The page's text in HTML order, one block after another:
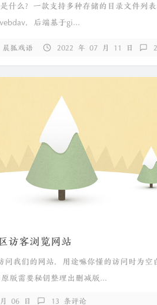
什么？​一款支持多种存储的目录文件列
，后端基于gi...
晨狐戏语 2022 年 07 月 11 日
访客浏览网站
问我们的网站，用途嘛你懂的访问时为空
版需要秘钥整理出删减版...
06 日 13 条评论